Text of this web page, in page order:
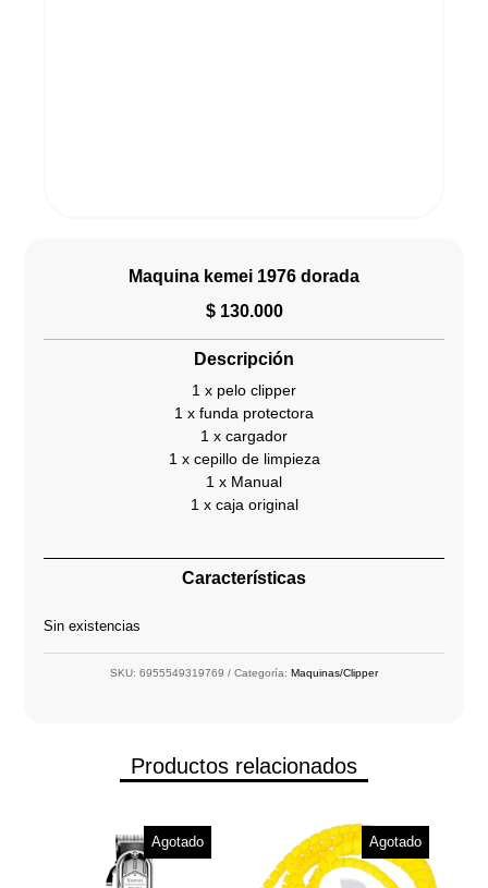
Maquina kemei 1976 dorada
$130.000
Descripción
1 x pelo clipper
1 x funda protectora
1 x cargador
1 x cepillo de limpieza
1 x Manual
1 x caja original
Características
Sin existencias
SKU: 6955549319769 Categoría: Maquinas/Clipper
Productos relacionados
Agotado Agotado